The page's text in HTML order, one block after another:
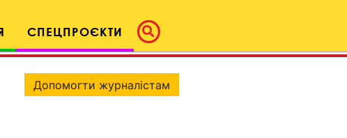
СПЕЦПРОЄКТИ
Допомогти журналістам